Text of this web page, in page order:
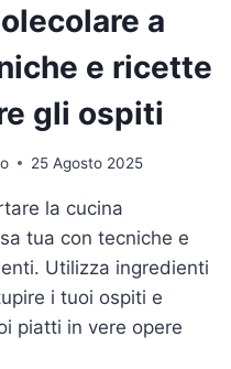
a
e ricette
gli ospiti
25 Agosto 2025
la cucina
tua con tecniche e
Utilizza ingredienti
i tuoi ospiti e
piatti in vere opere